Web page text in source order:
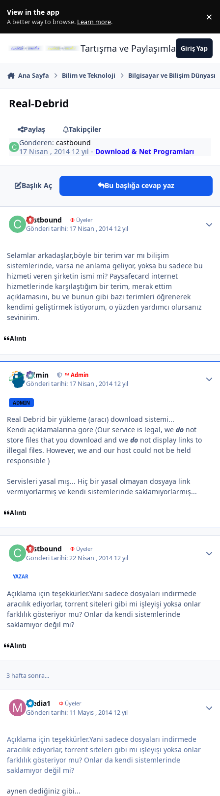
View in the app
A better way to browse. Learn more. ×
Tartışma ve PaylaşımlarınGiriş Yap
Ana Sayfa Bilim ve Teknoloji Bilgisayar ve Bilişim Dünyası
Real-Debrid
Paylaş
Takipçiler
Gönderen:castbound
17 Nisan , 2014 12 yıl - Download & Net Programları
Başlık Aç Bu başlığa cevap yaz
castbound ΦÜyeler
Gönderi tarihi: 17 Nisan , 2014 12 yıl
Selamlar arkadaşlar,böyle bir terim var mı bilişim
sistemlerinde, varsa ne anlama geliyor, yoksa bu sadece bu
hizmeti veren şirketin ismi mi? Paysafecard internet
hizmetlerinde karşılaştığım bir terim, merak ettim
açıklamasını, bu ve bunun gibi bazı terimleri öğrenerek
kendimi geliştirmek istiyorum, o yüzden yardımcı olursanız
sevinirim.
Alıntı
Admin ™ Admin
Gönderi tarihi: 17 Nisan , 2014 12 yıl
ADMIN
Real Debrid bir yükleme (aracı) download sistemi...
Kendi açıklamalarına gore (Our service is legal, we do not
store files that you download and we do not display links to
illegal files. However, we and our host could not be held
responsible )
Servisleri yasal mış... Hiç bir yasal olmayan dosyaya link
vermiyorlarmış ve kendi sistemlerinde saklamıyorlarmış...
Alıntı
castbound ΦÜyeler
Gönderi tarihi:22 Nisan , 2014 12 yıl
YAZAR
Açıklama için teşekkürler.Yani sadece dosyaları indirmede
aracılık ediyorlar, torrent siteleri gibi mi işleyişi yoksa onlar
farklılık gösteriyor mu? Onlar da kendi sistemlerinde
saklamıyor değil mi?
Alıntı
3 hafta sonra...
Media1 ΦÜyeler
Gönderi tarihi: 11 Mayıs , 2014 12 yıl
Açıklama için teşekkürler.Yani sadece dosyaları indirmede
aracılık ediyorlar, torrent siteleri gibi mi işleyişi yoksa onlar
farklılık gösteriyor mu? Onlar da kendi sistemlerinde
saklamıyor değil mi?
aynen dediğiniz gibi...